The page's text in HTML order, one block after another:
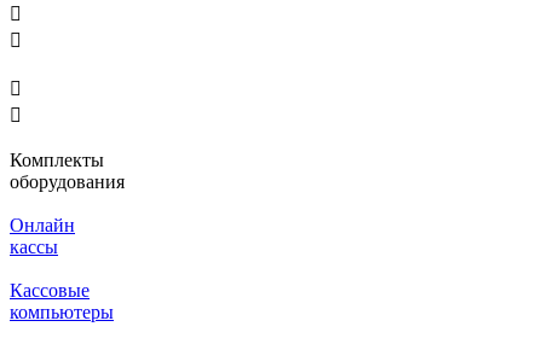
Комплекты
оборудования
Онлайн
кассы
Кассовые
компьютеры